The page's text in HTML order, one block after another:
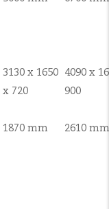
3130 x 1650
x 720
4090 x
900
1870 mm 2610 mm